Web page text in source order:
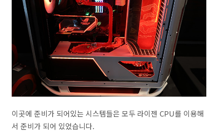
이곳에 준비가 되어있는 시스템들은 모두 라이젠 CPU를 이용해
서 준비가 되어 있었습니다.